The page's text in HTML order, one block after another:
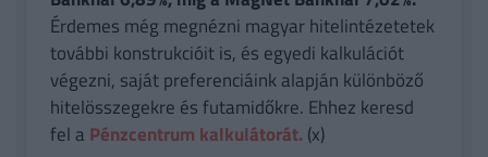
Érdemes még megnézni magyar hitelintézetetek
további konstrukcióit is, és egyedi kalkulációt
végezni, saját preferenciáink alapján különböző
hitelösszegekre és futamidőkre. Ehhez keresd
fel a Pénzcentrum kalkulátorát. (x)